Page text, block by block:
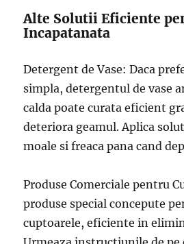
Alte Solutii Eficiente
Incapatanata
Detergent de Vase: Daca
simpla, detergentul de vase
calda poate curata eficient
deteriora geamul. Aplica
moale si freaca pana cand
Produse Comerciale pentru
produse special concepute
cuptoarele, eficiente in